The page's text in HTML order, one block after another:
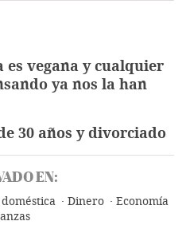
es vegana y cualquier
ya nos la han
30 años y divorciado
EN:
Dinero
Economía